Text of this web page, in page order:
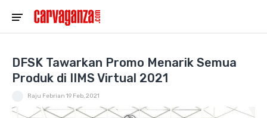
DFSK Tawarkan Promo Menarik Semua
Produk di IIMS Virtual 2021
Raju Febrian 19 Feb, 2021